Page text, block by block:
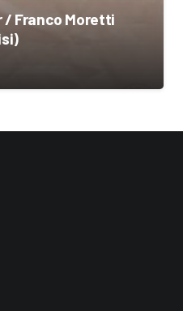
/ Franco Moretti